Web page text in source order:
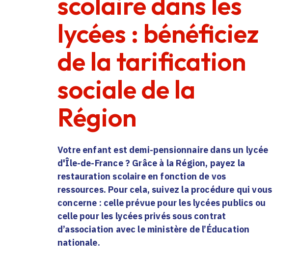
lycées : bénéficiez
de la tarification
sociale de la
Région
Votre enfant est demi-pensionnaire dans un lycée
d'Île-de-France ? Grâce à la Région, payez la
restauration scolaire en fonction de vos
ressources. Pour cela, suivez la procédure qui vous
concerne : celle prévue pour les lycées publics ou
celle pour les lycées privés sous contrat
d’association avec le ministère de l’Éducation
nationale.